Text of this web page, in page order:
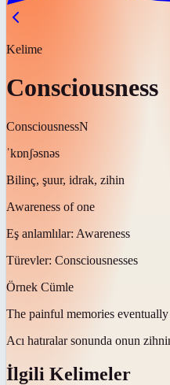
Kelime
Consciousness
ConsciousnessN
ˈkɒnʃəsnəs
Bilinç, şuur, idrak, zihin
Awareness of one
Eş anlamlılar: Awareness
Türevler: Consciousnesses
Örnek Cümle
The painful memories
Acı hatıralar sonunda onun
İlgili Kelimeler